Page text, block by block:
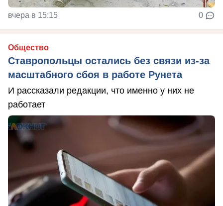
вчера в 15:15 0
Общество
Ставропольцы остались без связи из-за
масштабного сбоя в работе Рунета
И рассказали редакции, что именно у них не
работает